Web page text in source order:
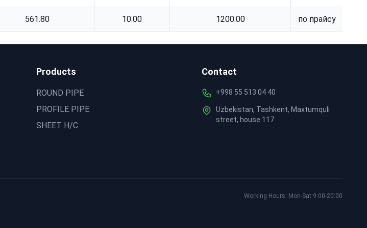
561.80 10.00 1200.00 по прайсу
Products
ROUND PIPE
PROFILE PIPE
SHEET H/C
Contact
+998 55 513 04 40
Uzbekistan, Tashkent, Maxtumquli
street, house 117
Working Hours: Mon-Sat 9:00-20:00